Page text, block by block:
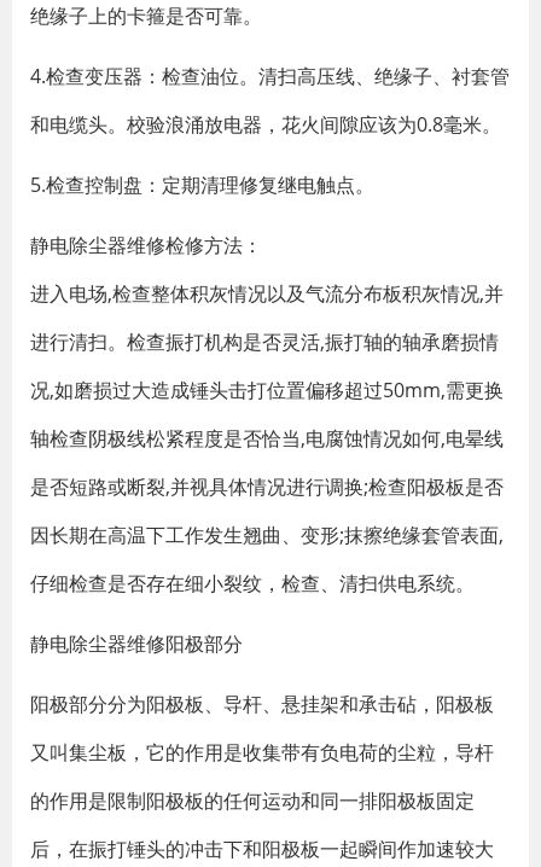
绝缘子上的卡箍是否可靠。
4.检查变压器：检查油位。清扫高压线、绝缘子、衬套管
和电缆头。校验浪涌放电器，花火间隙应该为0.8毫米。
5.检查控制盘：定期清理修复继电触点。
静电除尘器维修检修方法：
进入电场,检查整体积灰情况以及气流分布板积灰情况,并
进行清扫。检查振打机构是否灵活,振打轴的轴承磨损情
况,如磨损过大造成锤头击打位置偏移超过50mm,需更换
轴检查阴极线松紧程度是否恰当,电腐蚀情况如何,电晕线
是否短路或断裂,并视具体情况进行调换;检查阳极板是否
因长期在高温下工作发生翘曲、变形;抹擦绝缘套管表面,
仔细检查是否存在细小裂纹，检查、清扫供电系统。
静电除尘器维修阳极部分
阳极部分分为阳极板、导杆、悬挂架和承击砧，阳极板
又叫集尘板，它的作用是收集带有负电荷的尘粒，导杆
的作用是限制阳极板的任何运动和同一排阳极板固定
后，在振打锤头的冲击下和阳极板一起瞬间作加速较大